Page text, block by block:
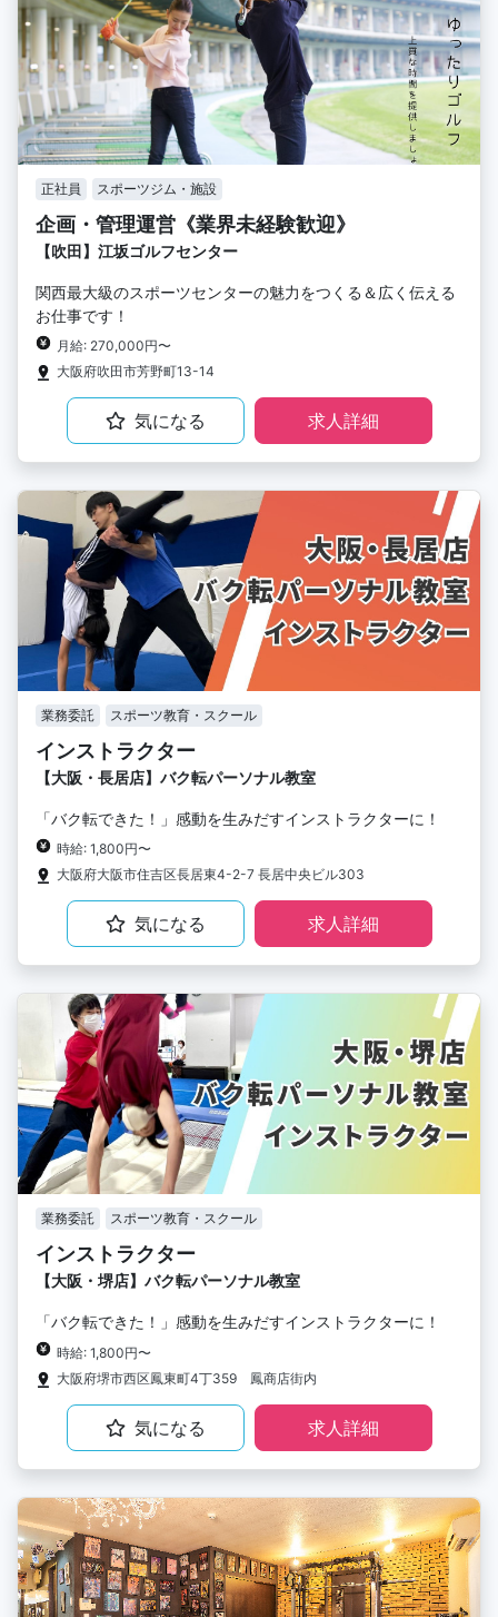
正社員 スポーツジム・施設
企画・管理運営《業界未経験歓迎》
【吹田】江坂ゴルフセンター
関西最大級のスポーツセンターの魅力をつくる＆広く伝える
お仕事です！
月給: 270,000円〜
大阪府吹田市芳野町13-14
気になる 求人詳細
業務委託 スポーツ教育・スクール
インストラクター
【大阪・長居店】バク転パーソナル教室
「バク転できた！」感動を生みだすインストラクターに！
時給: 1,800円〜
大阪府大阪市住吉区長居東4-2-7 長居中央ビル303
気になる 求人詳細
業務委託 スポーツ教育・スクール
インストラクター
【大阪・堺店】バク転パーソナル教室
「バク転できた！」感動を生みだすインストラクターに！
時給: 1,800円〜
大阪府堺市西区鳳東町4丁359 鳳商店街内
気になる 求人詳細